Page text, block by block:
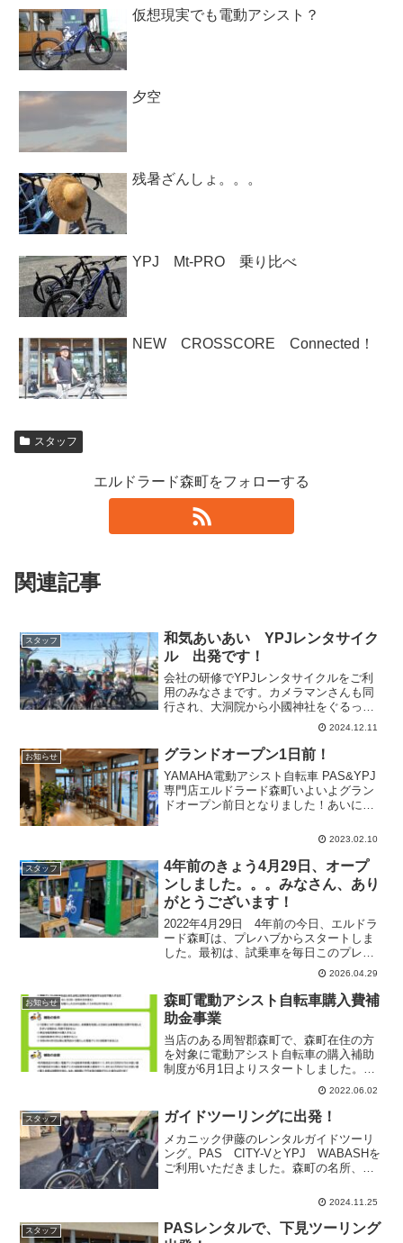
仮想現実でも電動アシスト？
夕空
残暑ざんしょ。。。
YPJ Mt-PRO 乗り比べ
NEW CROSSCORE Connected！
スタッフ
エルドラード森町をフォローする
関連記事
スタッフ
和気あいあい YPJレンタサイク
ル 出発です！
会社の研修でYPJレンタサイクルをご利
用のみなさまです。カメラマンさんも同
行され、大洞院から小國神社をぐるっと
巡るコースを３時間でゆっくり走ってく
るそうです。出発前から和気あいあい、
みなさんのワクワク感が伝わってきま
す。天気が良くてほんとに...
2024.12.11
お知らせ グランドオープン1日前！
YAMAHA電動アシスト自転車 PAS&YPJ
専門店エルドラード森町いよいよグラン
ドオープン前日となりました！あいにく
ン降ってくれてOK！」のノリで準備を進
気温も高めの...
2023.02.10
スタッフ
4年前のきょう4月29日、オープ
ンしました。。。みなさん、あり
がとうございます！
2022年4月29日 4年前の今日、エルドラ
ード森町は、プレハブからスタートしま
した。最初は、試乗車を毎日このプレハ
ブの中に閉まっていました。この日は、
期待と不安の入り混じった心持ちで「ほ
んとにお客さんが来て下さるかなあ。」
とかドキドキして...
2026.04.29
お知らせ
森町電動アシスト自転車購入費補
助金事業
当店のある周智郡森町で、森町在住の方
を対象に電動アシスト自転車の購入補助
制度が6月1日よりスタートしました。購
入金額に応じて補助金を申請できます。
>>詳細は『森町公式サイト』をご参照く
ださい>>当店で購入された電動アシスト
自転車も補助金対象...
2022.06.02
スタッフ ガイドツーリングに出発！
メカニック伊藤のレンタルガイドツーリ
ング。PAS CITY-VとYPJ WABASHを
ご利用いただきました。森町の名所、美
元、烏骨鶏苑で卵かけごはんの昼食、街
中散策のあとは、CAFE FLATでほっと
一息。...
2024.11.25
スタッフ
PASレンタルで、下見ツーリング